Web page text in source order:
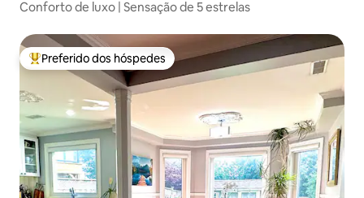
Conforto de luxo | Sensação de 5 estrelas
Entre os melhores preferidos dos hóspedes
Preferido dos hóspedes